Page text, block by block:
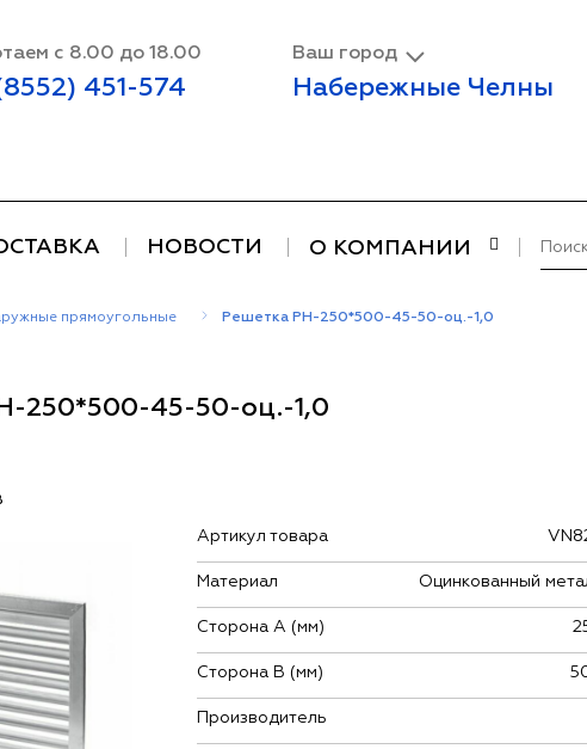
с 8.00 до 18.00
451-574
Ваш город
Набережные Челны
НОВОСТИ О КОМПАНИИ
прямоугольные Решетка РН-250*500-45-50-оц.-1,0
250*500-45-50-оц.-1,0
Артикул товара
Материал Оцинкованный
Сторона А (мм)
Сторона В (мм)
Производитель